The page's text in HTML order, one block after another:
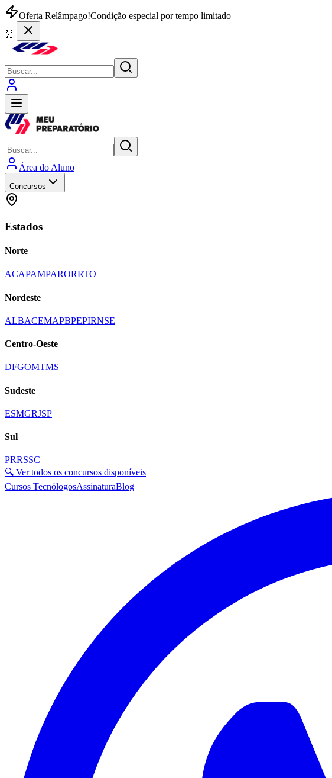
Oferta Relâmpago!Condição especial por tempo limitado
⏰
Área do Aluno
Concursos
Estados
Norte
ACAPAMPARORRTO
Nordeste
ALBACEMAPBPEPIRNSE
Centro-Oeste
DFGOMTMS
Sudeste
ESMGRJSP
Sul
PRRSSC
🔍 Ver todos os concursos disponíveis
Cursos TecnólogosAssinaturaBlog